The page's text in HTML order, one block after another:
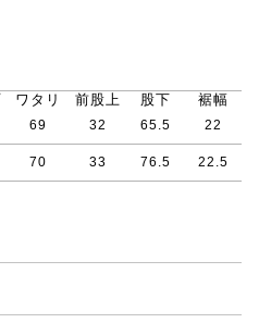
ワタリ 前股上 股下 裾幅
69 32 65.5 22
70 33 76.5 22.5